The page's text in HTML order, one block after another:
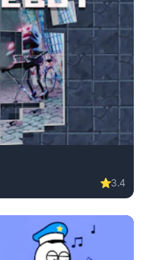
⭐3.4
game, no download